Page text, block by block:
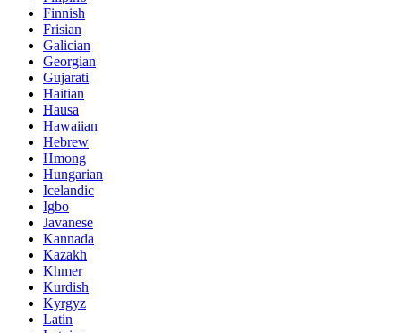
Finnish
Frisian
Galician
Georgian
Gujarati
Haitian
Hausa
Hawaiian
Hebrew
Hmong
Hungarian
Icelandic
Igbo
Javanese
Kannada
Kazakh
Khmer
Kurdish
Kyrgyz
Latin